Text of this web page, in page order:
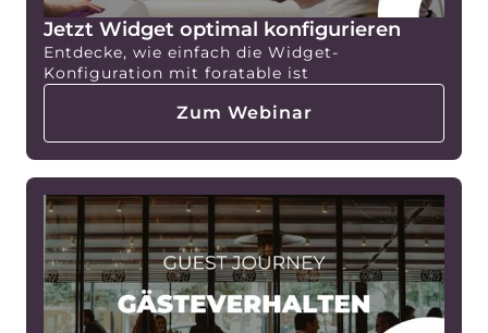
Jetzt Widget optimal konfigurieren
Entdecke, wie einfach die Widget-
Konfiguration mit foratable ist
Zum Webinar